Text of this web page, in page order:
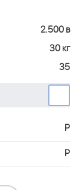
2.500 в
30 кг
35
Р
Р